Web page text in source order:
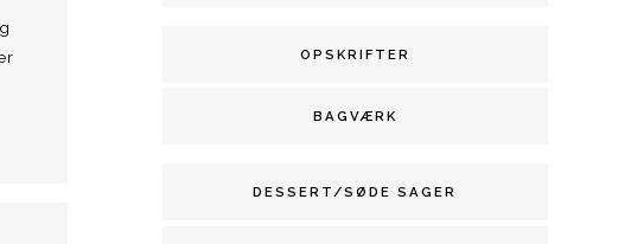
OPSKRIFTER
BAGVÆRK
DESSERT/SØDE SAGER